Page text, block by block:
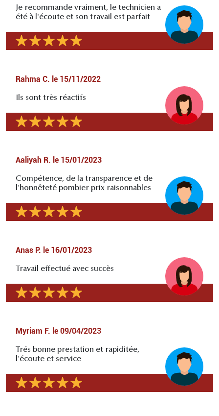
Je recommande vraiment, le technicien a
été à l'écoute et son travail est parfait
Rahma C. le 15/11/2022
Ils sont très réactifs
Aaliyah R. le 15/01/2023
Compétence, de la transparence et de
l'honnêteté pombier prix raisonnables
Anas P. le 16/01/2023
Travail effectué avec succès
Myriam F. le 09/04/2023
Trés bonne prestation et rapiditée,
l'écoute et service